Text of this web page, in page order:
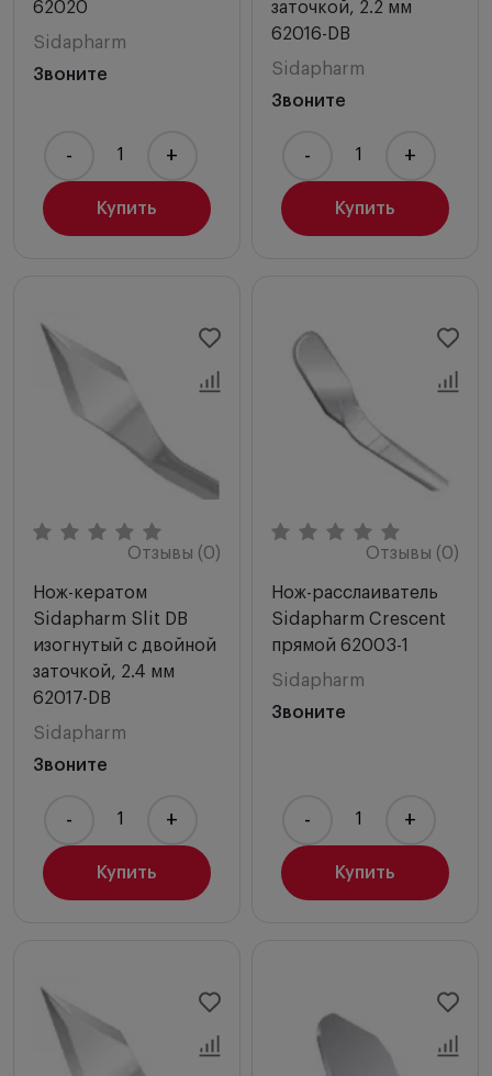
62020
Sidapharm
Звоните
Купить
- +
заточкой, 2.2 мм
62016-DB
Sidapharm
Звоните
Купить
- +
Отзывы (0)
Нож-кератом
Sidapharm Slit DB
изогнутый с двойной
заточкой, 2.4 мм
62017-DB
Sidapharm
Звоните
Купить
- +
Отзывы (0)
Нож-расслаиватель
Sidapharm Crescent
прямой 62003-1
Sidapharm
Звоните
Купить
- +